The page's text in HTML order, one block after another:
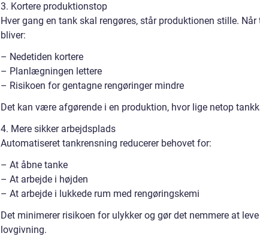
3. Kortere produktionstop
Hver gang en tank skal rengøres, står produktionen stille.
bliver:
– Nedetiden kortere
– Planlægningen lettere
– Risikoen for gentagne rengøringer mindre
Det kan være afgørende i en produktion, hvor lige netop
4. Mere sikker arbejdsplads
Automatiseret tankrensning reducerer behovet for:
– At åbne tanke
– At arbejde i højden
– At arbejde i lukkede rum med rengøringskemi
Det minimerer risikoen for ulykker og gør det nemmere at
lovgivning.